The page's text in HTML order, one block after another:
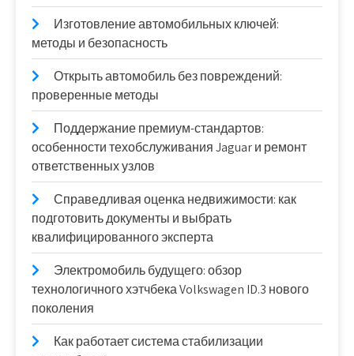
Изготовление автомобильных ключей:
методы и безопасность
Открыть автомобиль без повреждений:
проверенные методы
Поддержание премиум-стандартов:
особенности техобслуживания Jaguar и ремонт
ответственных узлов
Справедливая оценка недвижимости: как
подготовить документы и выбрать
квалифицированного эксперта
Электромобиль будущего: обзор
технологичного хэтчбека Volkswagen ID.3 нового
поколения
Как работает система стабилизации